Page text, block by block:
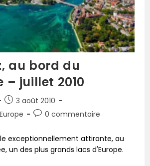
au bord du
– juillet 2010
3 août 2010
Europe 0 commentaire
exceptionnellement attirante, au
un des plus grands lacs d'Europe.